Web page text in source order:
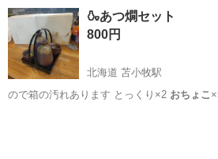
東京 世田谷区 食器 おちょこ
🍶あつ燗セット
800円
北海道 苫小牧駅
ので箱の汚れあります とっくり×2 おちょこ